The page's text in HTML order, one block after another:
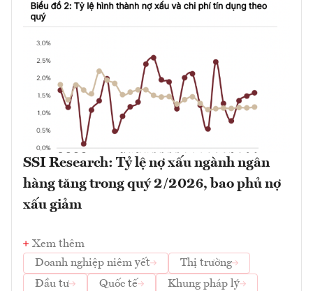
SSI Research: Tỷ lệ nợ xấu ngành ngân
hàng tăng trong quý 2/2026, bao phủ nợ
xấu giảm
Xem thêm
Doanh nghiệp niêm yết
Thị trường
Đầu tư
Quốc tế Khung pháp lý